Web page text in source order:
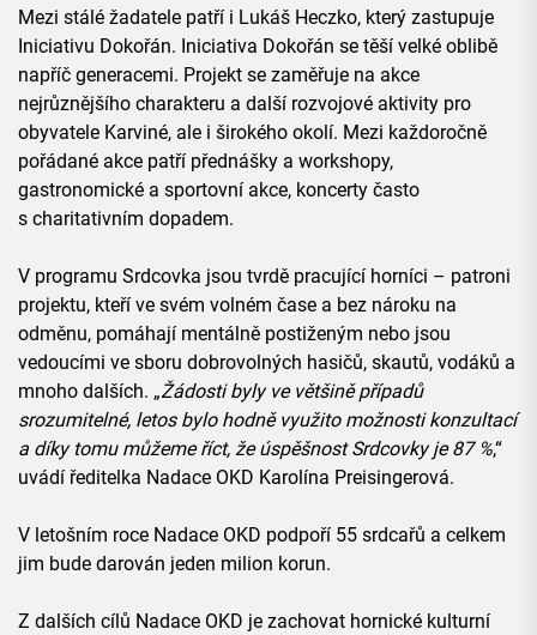
Mezi stálé žadatele patří i Lukáš Heczko, který zastupuje
Iniciativu Dokořán. Iniciativa Dokořán se těší velké oblibě
napříč generacemi. Projekt se zaměřuje na akce
nejrůznějšího charakteru a další rozvojové aktivity pro
obyvatele Karviné, ale i širokého okolí. Mezi každoročně
pořádané akce patří přednášky a workshopy,
gastronomické a sportovní akce, koncerty často
s charitativním dopadem.
V programu Srdcovka jsou tvrdě pracující horníci – patroni
projektu, kteří ve svém volném čase a bez nároku na
odměnu, pomáhají mentálně postiženým nebo jsou
vedoucími ve sboru dobrovolných hasičů, skautů, vodáků a
mnoho dalších. „Žádosti byly ve většině případů
srozumitelné, letos bylo hodně využito možnosti konzultací
a díky tomu můžeme říct, že úspěšnost Srdcovky je 87 %,“
uvádí ředitelka Nadace OKD Karolína Preisingerová.
V letošním roce Nadace OKD podpoří 55 srdcařů a celkem
jim bude darován jeden milion korun.
Z dalších cílů Nadace OKD je zachovat hornické kulturní